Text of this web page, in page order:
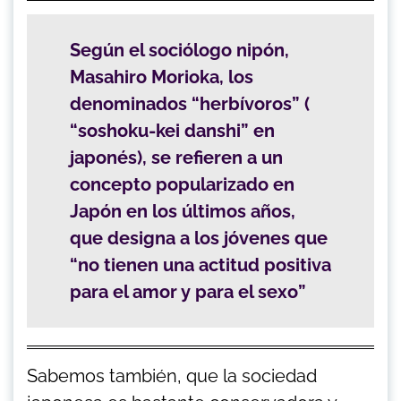
Según el sociólogo nipón,
Masahiro Morioka, los
denominados “herbívoros” (
“soshoku-kei danshi” en
japonés), se refieren a un
concepto popularizado en
Japón en los últimos años,
que designa a los jóvenes que
“no tienen una actitud positiva
para el amor y para el sexo”
Sabemos también, que la sociedad